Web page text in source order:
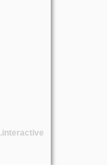
.interactive